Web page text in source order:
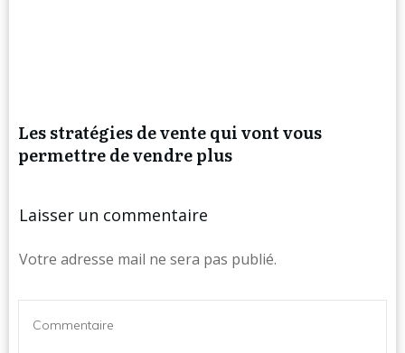
Les stratégies de vente qui vont vous
permettre de vendre plus
Laisser un commentaire
Votre adresse mail ne sera pas publié.